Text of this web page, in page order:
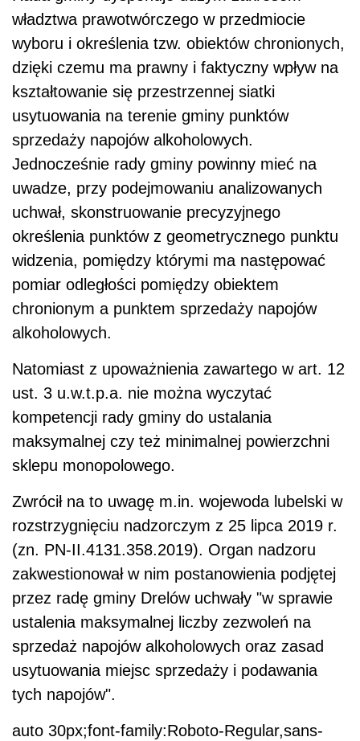
władztwa prawotwórczego w przedmiocie
wyboru i określenia tzw. obiektów chronionych,
dzięki czemu ma prawny i faktyczny wpływ na
kształtowanie się przestrzennej siatki
usytuowania na terenie gminy punktów
sprzedaży napojów alkoholowych.
Jednocześnie rady gminy powinny mieć na
uwadze, przy podejmowaniu analizowanych
uchwał, skonstruowanie precyzyjnego
określenia punktów z geometrycznego punktu
widzenia, pomiędzy którymi ma następować
pomiar odległości pomiędzy obiektem
chronionym a punktem sprzedaży napojów
alkoholowych.
Natomiast z upoważnienia zawartego w art. 12
ust. 3 u.w.t.p.a. nie można wyczytać
kompetencji rady gminy do ustalania
maksymalnej czy też minimalnej powierzchni
sklepu monopolowego.
Zwrócił na to uwagę m.in. wojewoda lubelski w
rozstrzygnięciu nadzorczym z 25 lipca 2019 r.
(zn. PN-II.4131.358.2019). Organ nadzoru
zakwestionował w nim postanowienia podjętej
przez radę gminy Drelów uchwały "w sprawie
ustalenia maksymalnej liczby zezwoleń na
sprzedaż napojów alkoholowych oraz zasad
usytuowania miejsc sprzedaży i podawania
tych napojów".
auto 30px;font-family:Roboto-Regular,sans-